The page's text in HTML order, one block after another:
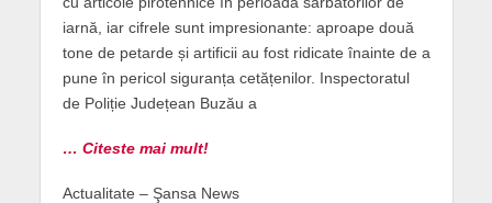
iarnă, iar cifrele sunt impresionante: aproape două
tone de petarde și artificii au fost ridicate înainte de a
pune în pericol siguranța cetățenilor. Inspectoratul
de Poliție Județean Buzău a
… Citeste mai mult!
Actualitate – Şansa News